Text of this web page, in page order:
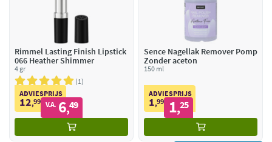
Rimmel Lasting Finish Lipstick
066 Heather Shimmer
4 gr
1
ADVIESPRIJS
12,99 V.A. 6,49
Sence Nagellak Remover Pomp
Zonder aceton
150 ml
ADVIESPRIJS
1,99 1,25